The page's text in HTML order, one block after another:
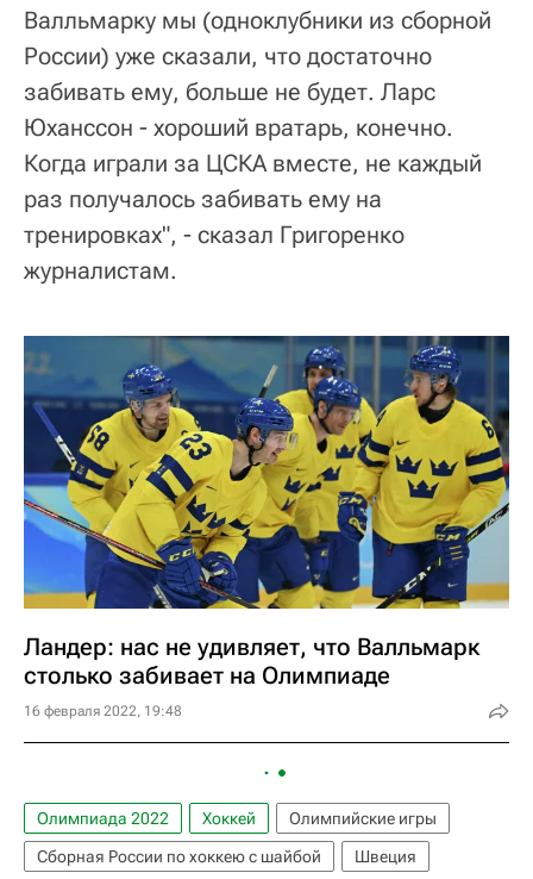
Валльмарку мы (одноклубники из сборной
России) уже сказали, что достаточно
забивать ему, больше не будет. Ларс
Юханссон - хороший вратарь, конечно.
Когда играли за ЦСКА вместе, не каждый
раз получалось забивать ему на
тренировках", - сказал Григоренко
журналистам.
Ландер: нас не удивляет, что Валльмарк
столько забивает на Олимпиаде
16 февраля 2022, 19:48
Олимпиада 2022 Хоккей
Олимпийские игры
Сборная России по хоккею с шайбой
Швеция